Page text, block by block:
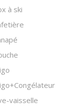
à ski
vaisselle